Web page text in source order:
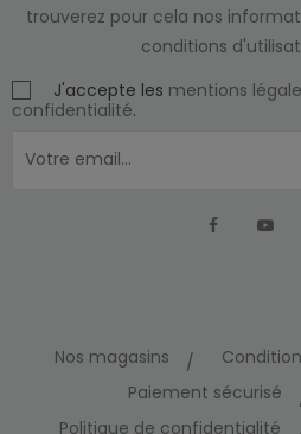
trouverez pour cela nos
conditions
J'accepte les mentions
confidentialité.
Nos magasins
Paiement sécurisé
Politique de confidentialité